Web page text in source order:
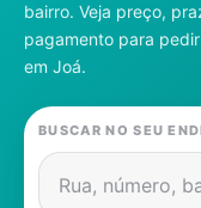
Notícias
Gás
bairro. Veja preço,
pagamento para
em Joá.
BUSCAR NO SEU
Rua, número,